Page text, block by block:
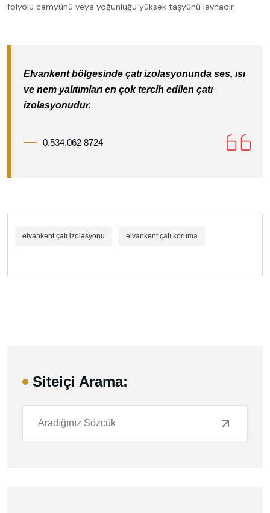
folyolu camyünü veya yoğunluğu yüksek taşyünü levhadır.
Elvankent bölgesinde çatı izolasyonunda ses, ısı
ve nem yalıtımları en çok tercih edilen çatı
izolasyonudur.
0.534.062 8724
elvankent çatı izolasyonu elvankent çatı koruma
Siteiçi Arama: